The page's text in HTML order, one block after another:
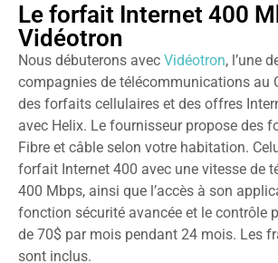
Le forfait Internet 400
Vidéotron
Nous débuterons avec Vidéotron, l’une
compagnies de télécommunications au
des forfaits cellulaires et des offres
avec Helix. Le fournisseur propose des
Fibre et câble selon votre habitation.
forfait Internet 400 avec une vitesse de
400 Mbps, ainsi que l’accès à son
fonction sécurité avancée et le contrôle
de 70$ par mois pendant 24 mois. Les
sont inclus.